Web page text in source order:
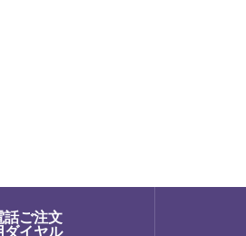
話ご注文
ダイヤル